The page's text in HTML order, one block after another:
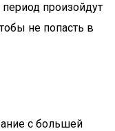
произойдут
не попасть в
с большей